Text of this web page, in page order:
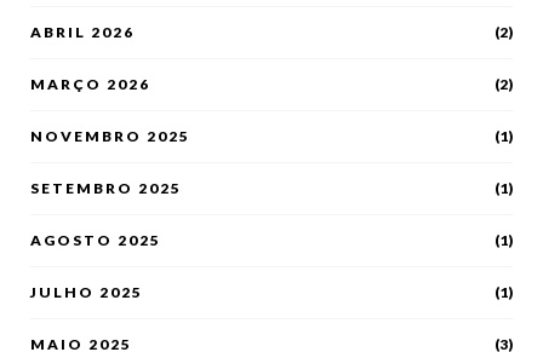
ABRIL 2026 (2)
MARÇO 2026 (2)
NOVEMBRO 2025 (1)
SETEMBRO 2025 (1)
AGOSTO 2025 (1)
JULHO 2025 (1)
MAIO 2025 (3)